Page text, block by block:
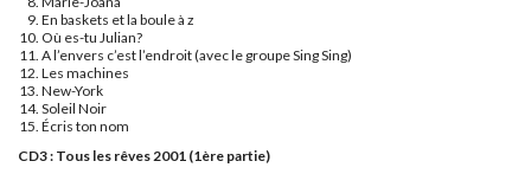
En baskets et la boule à z
Où es-tu Julian?
A l’envers c’est l’endroit (avec le groupe Sing Sing)
Les machines
New-York
Soleil Noir
Écris ton nom
CD3 : Tous les rêves 2001 (1ère partie)